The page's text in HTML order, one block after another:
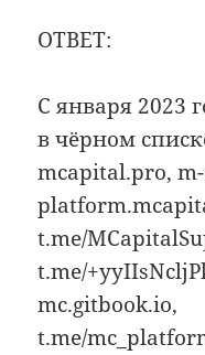
ОТВЕТ:
С января 2023
в чёрном
mcapital.pro,
t.me/
t.me/
mc.gitbook.io,
t.me/